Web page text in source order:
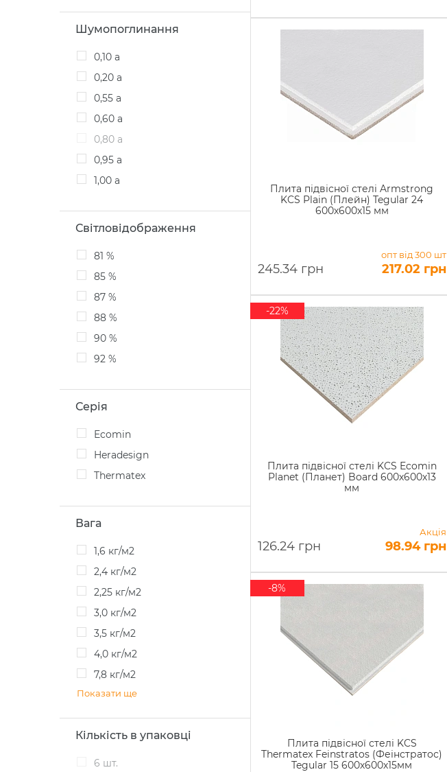
Шумопоглинання
0,10 a
0,20 а
0,55 a
0,60 а
0,80 a
0,95 а
1,00 а
Світловідображення
81 %
85 %
87 %
88 %
90 %
92 %
Серія
Ecomin
Heradesign
Thermatex
Вага
1,6 кг/м2
2,4 кг/м2
2,25 кг/м2
3,0 кг/м2
3,5 кг/м2
4,0 кг/м2
7,8 кг/м2
Показати ще
Кількість в упаковці
6 шт.
Плита підвісної стелі Armstrong
KCS Plain (Плейн) Tegular 24
600х600х15 мм
245.34 грн
опт від 300 шт
217.02 грн
Плита підвісної стелі KCS Ecomin
Planet (Планет) Board 600х600х13
мм
-22%
126.24 грн
Акція
98.94 грн
Плита підвісної стелі KCS
Thermatex Feinstratos (Феінстратос)
Tegular 15 600х600х15мм
-8%